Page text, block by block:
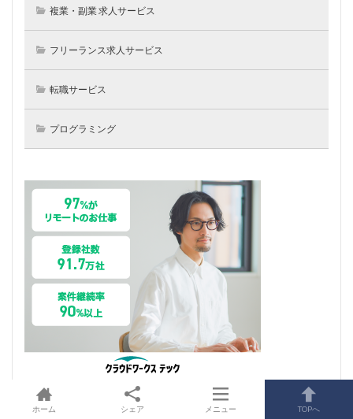
複業・副業 求人サービス
フリーランス求人サービス
転職サービス
プログラミング
ホーム シェア メニュー TOPへ